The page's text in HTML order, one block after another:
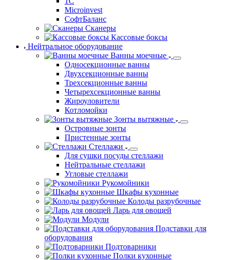
Торговые весы
POS-Системы
Денежные ящики
ПО для
ресторанов и торговли
1С
Microinvest
СофтБаланс
Сканеры
Кассовые боксы
Нейтральное оборудование
Односекционные ванны
Двухсекционные ванны
Трехсекционные ванны
Четырехсекционные ванны
Жироуловители
Котломойки
Зонты вытяжные
Островные зонты
Пристенные зонты
Стеллажи
Для сушки посуды стеллажи
Нейтральные стеллажи
Угловые стеллажи
Шкафы кухонные
Колоды разрубочные